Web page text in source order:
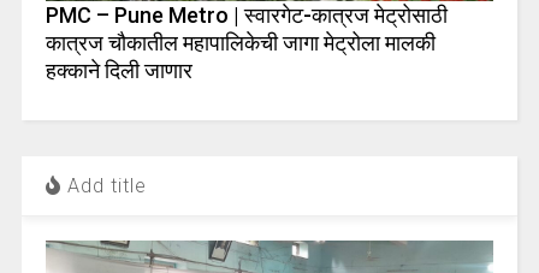
PMC – Pune Metro | स्वारगेट-कात्रज मेट्रोसाठी
कात्रज चौकातील महापालिकेची जागा मेट्रोला मालकी
हक्काने दिली जाणार
Add title